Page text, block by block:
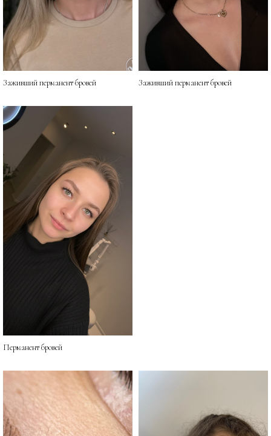
Заживший перманент бровей Заживший перманент бровей
Перманент бровей